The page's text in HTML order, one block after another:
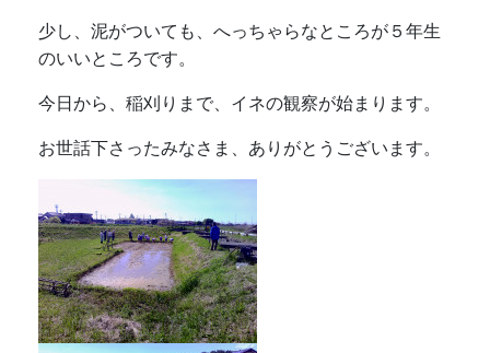
少し、泥がついても、へっちゃらなところが５年生
のいいところです。
今日から、稲刈りまで、イネの観察が始まります。
お世話下さったみなさま、ありがとうございます。